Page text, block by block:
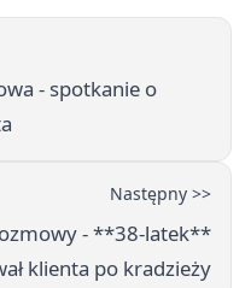
- spotkanie o
Następny >>
- **38-latek**
klienta po kradzieży